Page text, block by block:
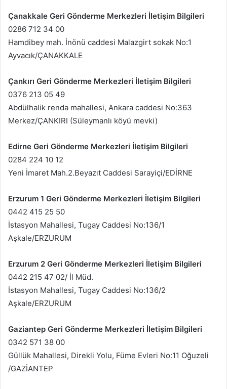
Çanakkale Geri Gönderme Merkezleri İletişim Bilgileri
0286 712 34 00
Hamdibey mah. İnönü caddesi Malazgirt sokak No:1
Ayvacık/ÇANAKKALE
Çankırı Geri Gönderme Merkezleri İletişim Bilgileri
0376 213 05 49
Abdülhalik renda mahallesi, Ankara caddesi No:363
Merkez/ÇANKIRI (Süleymanlı köyü mevki)
Edirne Geri Gönderme Merkezleri İletişim Bilgileri
0284 224 10 12
Yeni İmaret Mah.2.Beyazıt Caddesi Sarayiçi/EDİRNE
Erzurum 1 Geri Gönderme Merkezleri İletişim Bilgileri
0442 415 25 50
İstasyon Mahallesi, Tugay Caddesi No:136/1
Aşkale/ERZURUM
Erzurum 2 Geri Gönderme Merkezleri İletişim Bilgileri
0442 215 47 02/ İl Müd.
İstasyon Mahallesi, Tugay Caddesi No:136/2
Aşkale/ERZURUM
Gaziantep Geri Gönderme Merkezleri İletişim Bilgileri
0342 571 38 00
Güllük Mahallesi, Direkli Yolu, Füme Evleri No:11 Oğuzeli
/GAZİANTEP